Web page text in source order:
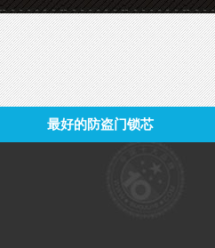
最好的防盗门锁芯